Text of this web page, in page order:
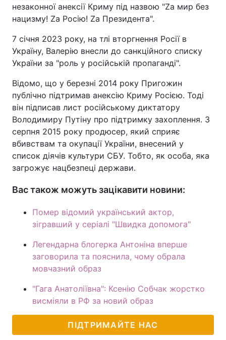
незаконної анексії Криму під назвою "Zа мир без
нацизму! Zа Росію! Zа Президента".
7 січня 2023 року, на тлі вторгнення Росії в
Україну, Валерію внесли до санкційного списку
України за "роль у російській пропаганді".
Відомо, що у березні 2014 року Пригожин
публічно підтримав анексію Криму Росією. Тоді
він підписав лист російському диктатору
Володимиру Путіну про підтримку захоплення. З
серпня 2015 року продюсер, який сприяє
вбивствам та окупації України, внесений у
список діячів культури СБУ. Тобто, як особа, яка
загрожує нацбезпеці держави.
Вас також можуть зацікавити новини:
Помер відомий український актор,
зігравший у серіалі "Швидка допомога"
Легендарна блогерка Антоніна вперше
заговорила та пояснила, чому обрала
мовчазний образ
"Гага Анатоліївна": Ксенію Собчак жорстко
висміяли в РФ за новий образ
ПІДТРИМАЙТЕ НАС